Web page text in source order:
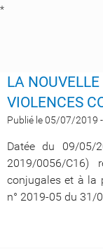
LA
VIOLENCES
Publié le 05/07/2019 -
Datée du 09/05/
2019/0056/C16)
conjugales et à la
n° 2019-05 du 31/